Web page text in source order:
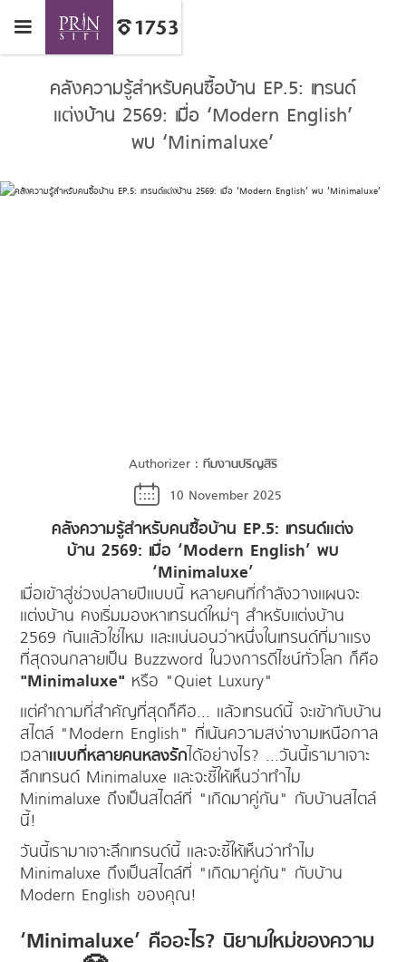
คลังความรู้สำหรับคนซื้อบ้าน EP.5: เทรนด์
แต่งบ้าน 2569: เมื่อ ‘Modern English’
พบ ‘Minimaluxe’
Authorizer : ทีมงานปริญสิริ
10 November 2025
คลังความรู้สำหรับคนซื้อบ้าน EP.5: เทรนด์แต่ง
บ้าน 2569: เมื่อ ‘Modern English’ พบ
‘Minimaluxe’
เมื่อเข้าสู่ช่วงปลายปีแบบนี้ หลายคนที่กำลังวางแผนจะ
แต่งบ้าน คงเริ่มมองหาเทรนด์ใหม่ๆ สำหรับเเต่งบ้าน
2569 กันแล้วใช่ไหม และแน่นอนว่าหนึ่งในเทรนด์ที่มาแรง
ที่สุดจนกลายเป็น Buzzword ในวงการดีไซน์ทั่วโลก ก็คือ
"Minimaluxe" หรือ "Quiet Luxury"
แต่คำถามที่สำคัญที่สุดก็คือ... แล้วเทรนด์นี้ จะเข้ากับบ้าน
สไตล์ "Modern English" ที่เน้นความสง่างามเหนือกาล
เวลาแบบที่หลายคนหลงรักได้อย่างไร? ...วันนี้เรามาเจาะ
ลึกเทรนด์ Minimaluxe และจะชี้ให้เห็นว่าทำไม
Minimaluxe ถึงเป็นสไตล์ที่ "เกิดมาคู่กัน" กับบ้านสไตล์
นี้!
วันนี้เรามาเจาะลึกเทรนด์นี้ และจะชี้ให้เห็นว่าทำไม
Minimaluxe ถึงเป็นสไตล์ที่ "เกิดมาคู่กัน" กับบ้าน
Modern English ของคุณ!
‘Minimaluxe’ คืออะไร? นิยามใหม่ของความ